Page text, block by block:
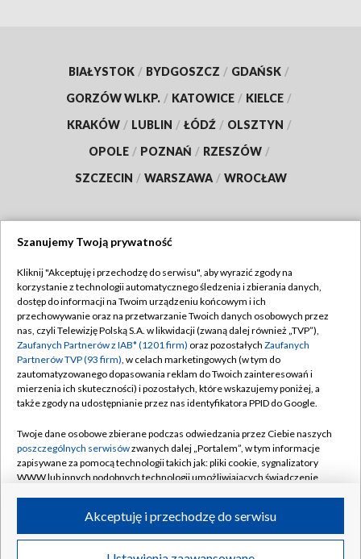
BIAŁYSTOK / BYDGOSZCZ / GDAŃSK /
GORZÓW WLKP. / KATOWICE / KIELCE /
KRAKÓW / LUBLIN / ŁÓDŹ / OLSZTYN /
OPOLE / POZNAŃ / RZESZÓW /
SZCZECIN / WARSZAWA / WROCŁAW
TVP
Abonament TVP
Emisja w TVP
Centrum informacji TVP
Naziemna Telewizja Cyfrowa
Rada Programowa
System NOS
Informacje o nadawcy
Program dla prasy
Regulamin TVP
Polityka prywatności
Moje zgody
Pomoc
Kontakt
Kanały
©2026 Telewizja Polska S.A. w likwidacji
Szanujemy Twoją prywatność
Kliknij "Akceptuję i przechodzę do serwisu", aby wyrazić zgody na
korzystanie z technologii automatycznego śledzenia i zbierania danych,
dostęp do informacji na Twoim urządzeniu końcowym i ich
przechowywanie oraz na przetwarzanie Twoich danych osobowych przez
nas, czyli Telewizję Polską S.A. w likwidacji (zwaną dalej również „TVP”),
Zaufanych Partnerów z IAB* (1201 firm) oraz pozostałych Zaufanych
Partnerów TVP (93 firm), w celach marketingowych (w tym do
zautomatyzowanego dopasowania reklam do Twoich zainteresowań i
mierzenia ich skuteczności) i pozostałych, które wskazujemy poniżej, a
także zgody na udostępnianie przez nas identyfikatora PPID do Google.
Twoje dane osobowe zbierane podczas odwiedzania przez Ciebie naszych
poszczególnych serwisówzwanych dalej „Portalem”, w tym informacje
zapisywane za pomocą technologii takich jak: pliki cookie, sygnalizatory
WWW lub innych podobnych technologii umożliwiających świadczenie
ruchu w Internecie.
Twoje dane osobowe zbierane podczas odwiedzania przez Ciebie
Akceptuję i przechodzę do serwisu